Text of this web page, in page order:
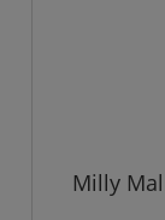
Milly